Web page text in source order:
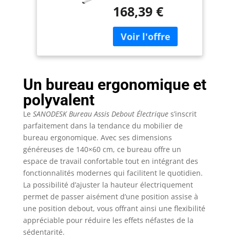
Crochet/Porte-
Bouteille Fonction
Mémoire,
Fonction de
Rappel de
Blanc+Érable
d'élégance à tout
vaste plateau de
bureau offre
amplement d'espace
travail, tandis que les
lignes épurées et la
une atmosphère
moderne et
professionnelle.
HAUTEUR RÉGLABLE
POUR LA
POLYVALENCE -
Personnalisez votre
position de travail ou
de repos avec la
hauteur réglable allant
de 73CM à 118CM.
168,39 €
Un bureau ergonomique et
polyvalent
Le SANODESK Bureau Assis Debout Électriques’inscrit
parfaitement dans la tendance du mobilier de
bureau ergonomique. Avec ses dimensions
généreuses de 140×60 cm, ce bureau offre un
espace de travail confortable tout en intégrant des
fonctionnalités modernes qui facilitent le quotidien.
La possibilité d’ajuster la hauteur électriquement
permet de passer aisément d’une position assise à
une position debout, vous offrant ainsi une flexibilité
appréciable pour réduire les effets néfastes de la
sédentarité.